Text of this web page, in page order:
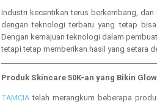
Industri kecantikan terus berkembang,
dengan teknologi terbaru yang tetap
Dengan kemajuan teknologi dalam
tetapi tetap memberikan hasil yang setara
Produk Skincare 50K-an yang Bikin
TAMCIAtelah merangkum beberapa